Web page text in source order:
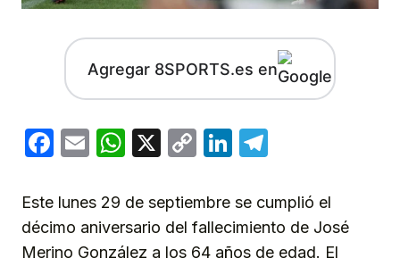
Agregar 8SPORTS.es en
Facebook
EmailWhatsApp
X
CopyLinkedIn
Este lunes 29 de septiembre se cumplió el
décimo aniversario del fallecimiento de José
Merino González a los 64 años de edad. El